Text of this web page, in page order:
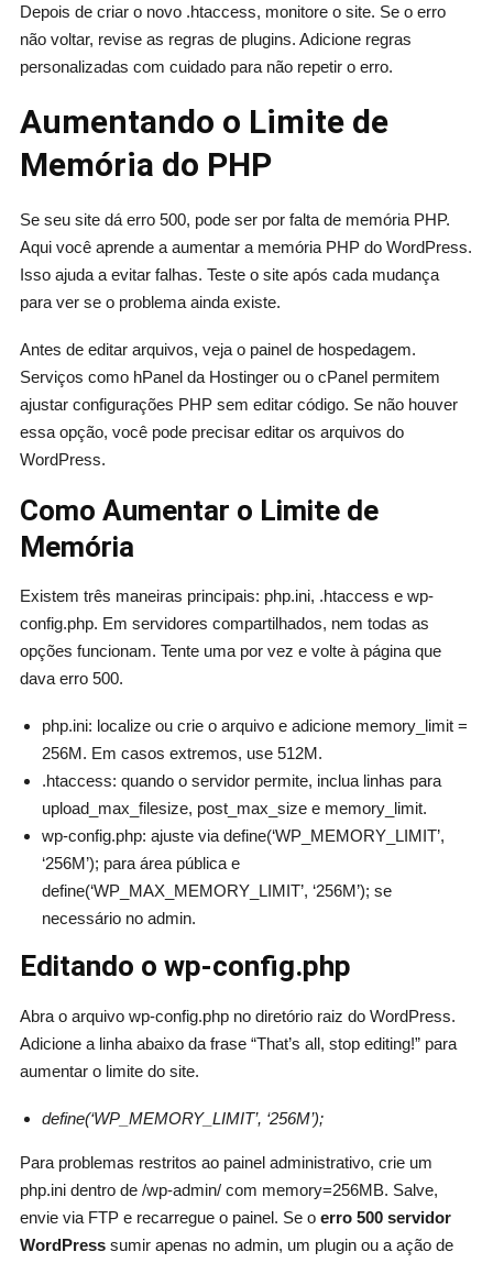
Depois de criar o novo .htaccess, monitore o site. Se o erro
não voltar, revise as regras de plugins. Adicione regras
personalizadas com cuidado para não repetir o erro.
Aumentando o Limite de
Memória do PHP
Se seu site dá erro 500, pode ser por falta de memória PHP.
Aqui você aprende a aumentar a memória PHP do WordPress.
Isso ajuda a evitar falhas. Teste o site após cada mudança
para ver se o problema ainda existe.
Antes de editar arquivos, veja o painel de hospedagem.
Serviços como hPanel da Hostinger ou o cPanel permitem
ajustar configurações PHP sem editar código. Se não houver
essa opção, você pode precisar editar os arquivos do
WordPress.
Como Aumentar o Limite de
Memória
Existem três maneiras principais: php.ini, .htaccess e wp-
config.php. Em servidores compartilhados, nem todas as
opções funcionam. Tente uma por vez e volte à página que
dava erro 500.
php.ini: localize ou crie o arquivo e adicione memory_limit =
256M. Em casos extremos, use 512M.
.htaccess: quando o servidor permite, inclua linhas para
upload_max_filesize, post_max_size e memory_limit.
wp-config.php: ajuste via define(‘WP_MEMORY_LIMIT’,
‘256M’); para área pública e
define(‘WP_MAX_MEMORY_LIMIT’, ‘256M’); se
necessário no admin.
Editando o wp-config.php
Abra o arquivo wp-config.php no diretório raiz do WordPress.
Adicione a linha abaixo da frase “That’s all, stop editing!” para
aumentar o limite do site.
define(‘WP_MEMORY_LIMIT’, ‘256M’);
Para problemas restritos ao painel administrativo, crie um
php.ini dentro de /wp-admin/ com memory=256MB. Salve,
envie via FTP e recarregue o painel. Se o erro 500 servidor
WordPresssumir apenas no admin, um plugin ou a ação de